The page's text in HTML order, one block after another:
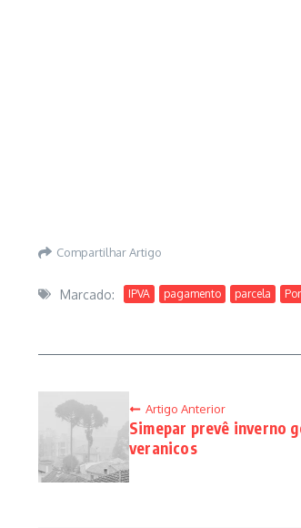
Compartilhar Artigo
Marcado: IPVA pagamento parcela
Artigo Anterior
Simepar prevê inverno
veranicos